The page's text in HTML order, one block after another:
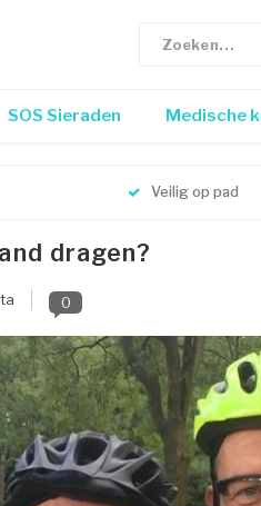
SOS Sieraden Medische
Veilig op pad
dragen?
0